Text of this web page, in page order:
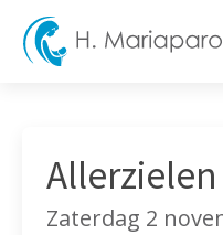
Allerzielen
Zaterdag 2